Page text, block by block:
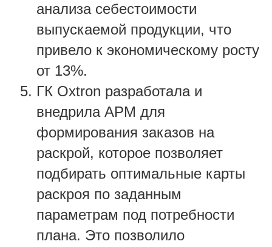
анализа себестоимости
выпускаемой продукции, что
привело к экономическому росту
от 13%.
ГК Oxtron разработала и
внедрила АРМ для
формирования заказов на
раскрой, которое позволяет
подбирать оптимальные карты
раскроя по заданным
параметрам под потребности
плана. Это позволило